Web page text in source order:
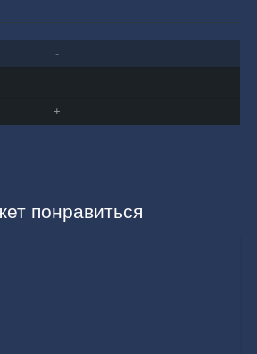
понравиться